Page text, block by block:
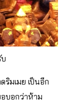
ริมเมย เป็นอีก
บอกว่าห้าม